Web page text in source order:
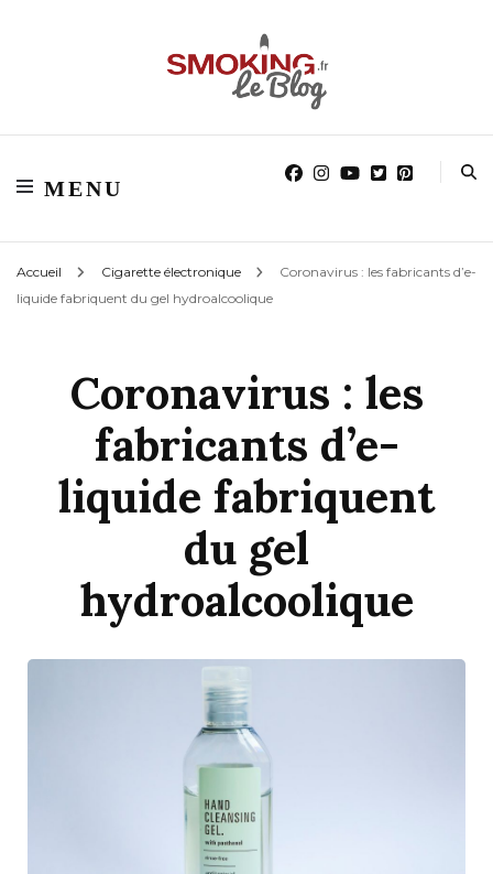
Blog smoking.fr
MENU
Accueil Cigarette électronique
Coronavirus : les fabricants d’e-
liquide fabriquent du gel hydroalcoolique
Coronavirus : les
fabricants d’e-
liquide fabriquent
du gel
hydroalcoolique